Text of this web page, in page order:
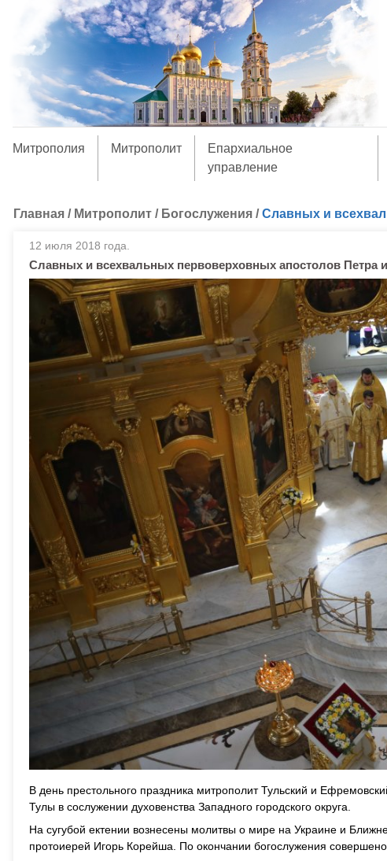
Митрополия Митрополит
Епархиальное
управление
Главная / Митрополит / Богослужения /Славных и
12 июля 2018 года.
Славных и всехвальных первоверховных апостолов Петра
В день престольного праздника митрополит Тульский и
Тулы в сослужении духовенства Западного городского округа.
На сугубой ектении вознесены молитвы о мире на Украине и
протоиерей Игорь Корейша. По окончании богослужения